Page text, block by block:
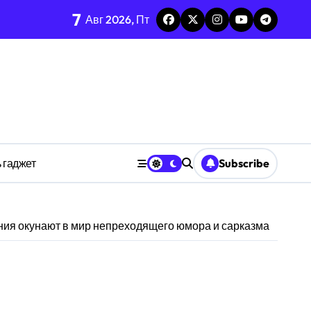
системах
индивидуума
7 Авг 2026, Пт
Subscribe
окунают в мир непреходящего юмора и сарказма